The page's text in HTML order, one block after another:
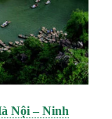
Nội – Ninh